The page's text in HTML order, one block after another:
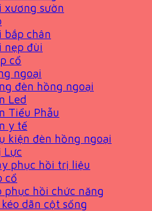
xương sườn
bắp chân
nẹp đùi
cổ
ngoại
đèn hồng ngoại
Led
Tiểu Phẫu
y tế
kiện đèn hồng ngoại
Lực
phục hồi trị liệu
cổ
phục hồi chức năng
dãn cột sống